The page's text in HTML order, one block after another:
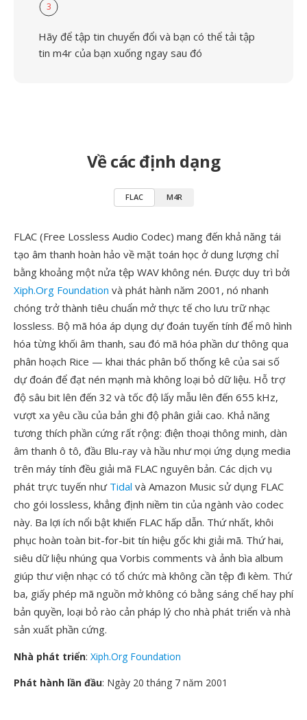
3
Hãy để tập tin chuyển đổi và bạn có thể tải tập
tin m4r của bạn xuống ngay sau đó
Về các định dạng
FLAC M4R
FLAC (Free Lossless Audio Codec) mang đến khả năng tái
tạo âm thanh hoàn hảo về mặt toán học ở dung lượng chỉ
bằng khoảng một nửa tệp WAV không nén. Được duy trì bởi
Xiph.Org Foundation và phát hành năm 2001, nó nhanh
chóng trở thành tiêu chuẩn mở thực tế cho lưu trữ nhạc
lossless. Bộ mã hóa áp dụng dự đoán tuyến tính để mô hình
hóa từng khối âm thanh, sau đó mã hóa phần dư thông qua
phân hoạch Rice — khai thác phân bố thống kê của sai số
dự đoán để đạt nén mạnh mà không loại bỏ dữ liệu. Hỗ trợ
độ sâu bit lên đến 32 và tốc độ lấy mẫu lên đến 655 kHz,
vượt xa yêu cầu của bản ghi độ phân giải cao. Khả năng
tương thích phần cứng rất rộng: điện thoại thông minh, dàn
âm thanh ô tô, đầu Blu-ray và hầu như mọi ứng dụng media
trên máy tính đều giải mã FLAC nguyên bản. Các dịch vụ
phát trực tuyến như Tidal và Amazon Music sử dụng FLAC
cho gói lossless, khẳng định niềm tin của ngành vào codec
này. Ba lợi ích nổi bật khiến FLAC hấp dẫn. Thứ nhất, khôi
phục hoàn toàn bit-for-bit tín hiệu gốc khi giải mã. Thứ hai,
siêu dữ liệu nhúng qua Vorbis comments và ảnh bìa album
giúp thư viện nhạc có tổ chức mà không cần tệp đi kèm. Thứ
ba, giấy phép mã nguồn mở không có bằng sáng chế hay phí
bản quyền, loại bỏ rào cản pháp lý cho nhà phát triển và nhà
sản xuất phần cứng.
Nhà phát triển: Xiph.Org Foundation
Phát hành lần đầu: Ngày 20 tháng 7 năm 2001